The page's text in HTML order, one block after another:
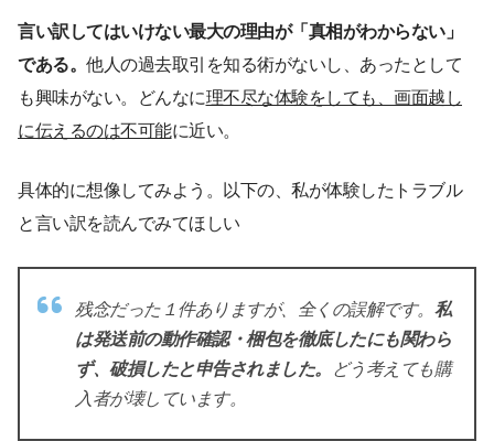
言い訳してはいけない最大の理由が「真相がわからない」
である。 他人の過去取引を知る術がないし、あったとして
も興味がない。どんなに理不尽な体験をしても、画面越し
に伝えるのは不可能に近い。
具体的に想像してみよう。以下の、私が体験したトラブル
と言い訳を読んでみてほしい
残念だった１件ありますが、全くの誤解です。 私
は発送前の動作確認・梱包を徹底したにも関わら
ず、破損したと申告されました。
どう考えても購
入者が壊しています。